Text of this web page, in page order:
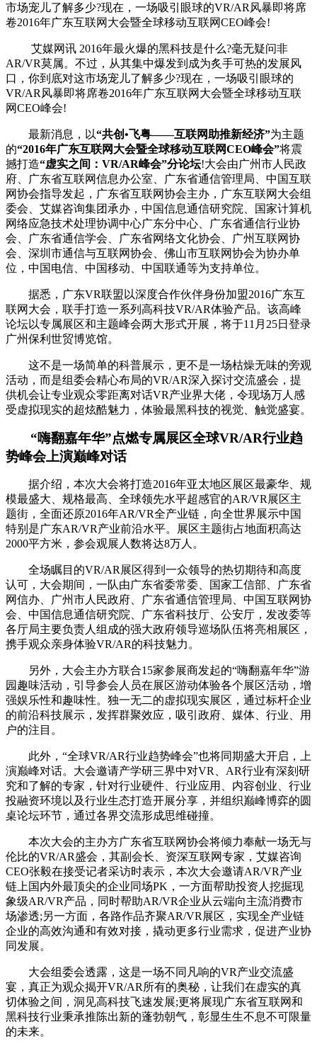
市场宠儿了解多少?现在，一场吸引眼球的VR/AR风暴即将席
卷2016年广东互联网大会暨全球移动互联网CEO峰会!
艾媒网讯 2016年最火爆的黑科技是什么?毫无疑问非
AR/VR莫属。不过，从其集中爆发到成为炙手可热的发展风
口，你到底对这市场宠儿了解多少?现在，一场吸引眼球的
VR/AR风暴即将席卷2016年广东互联网大会暨全球移动互联
网CEO峰会!
最新消息，以“共创•飞粤——互联网助推新经济”为主题
的“2016年广东互联网大会暨全球移动互联网CEO峰会”将震
撼打造“虚实之间：VR/AR峰会”分论坛!大会由广州市人民政
府、广东省互联网信息办公室、广东省通信管理局、中国互联
网协会指导发起，广东省互联网协会主办，广东互联网大会组
委会、艾媒咨询集团承办，中国信息通信研究院、国家计算机
网络应急技术处理协调中心广东分中心、广东省通信行业协
会、广东省通信学会、广东省网络文化协会、广州互联网协
会、深圳市通信与互联网协会、佛山市互联网协会为协办单
位，中国电信、中国移动、中国联通等为支持单位。
据悉，广东VR联盟以深度合作伙伴身份加盟2016广东互
联网大会，联手打造一系列高科技VR/AR体验产品。该高峰
论坛以专属展区和主题峰会两大形式开展，将于11月25日登录
广州保利世贸博览馆。
这不是一场简单的科普展示，更不是一场枯燥无味的旁观
活动，而是组委会精心布局的VR/AR深入探讨交流盛会，提
供机会让专业观众零距离对话VR产业界大佬，令现场万人感
受虚拟现实的超炫酷魅力，体验最黑科技的视觉、触觉盛宴。
“嗨翻嘉年华”点燃专属展区全球VR/AR行业趋
势峰会上演巅峰对话
据介绍，本次大会将打造2016年亚太地区展区最豪华、规
模最盛大、规格最高、全球领先水平超感官的AR/VR展区主
题街，全面还原2016年AR/VR全产业链，向全世界展示中国
特别是广东AR/VR产业前沿水平。展区主题街占地面积高达
2000平方米，参会观展人数将达8万人。
全场瞩目的VR/AR展区得到一众领导的热切期待和高度
认可，大会期间，一队由广东省委常委、国家工信部、广东省
网信办、广州市人民政府、广东省通信管理局、中国互联网协
会、中国信息通信研究院、广东省科技厅、公安厅，发改委等
各厅局主要负责人组成的强大政府领导巡场队伍将亮相展区，
携手观众亲身体验VR/AR的科技魅力。
另外，大会主办方联合15家参展商发起的“嗨翻嘉年华”游
园趣味活动，引导参会人员在展区游动体验各个展区活动，增
强娱乐性和趣味性。独一无二的虚拟现实展区，通过标杆企业
的前沿科技展示，发挥群聚效应，吸引政府、媒体、行业、用
户的注目。
此外，“全球VR/AR行业趋势峰会”也将同期盛大开启，上
演巅峰对话。大会邀请产学研三界中对VR、AR行业有深刻研
究和了解的专家，针对行业硬件、行业应用、内容创业、行业
投融资环境以及行业生态打造开展分享，并组织巅峰博弈的圆
桌论坛环节，通过各界交流形成思维碰撞。
本次大会的主办方广东省互联网协会将倾力奉献一场无与
伦比的VR/AR盛会，其副会长、资深互联网专家，艾媒咨询
CEO张毅在接受记者采访时表示，本次大会邀请AR/VR产业
链上国内外最顶尖的企业同场PK，一方面帮助投资人挖掘现
象级AR/VR产品，同时帮助AR/VR企业从云端向主流消费市
场渗透;另一方面，各路作品齐聚AR/VR展区，实现全产业链
企业的高效沟通和有效对接，撬动更多行业需求，促进产业协
同发展。
大会组委会透露，这是一场不同凡响的VR产业交流盛
宴，真正为观众揭开VR/AR所有的奥秘，让我们在虚实的真
切体验之间，洞见高科技飞速发展;更将展现广东省互联网和
黑科技行业秉承推陈出新的蓬勃朝气，彰显生生不息不可限量
的未来。